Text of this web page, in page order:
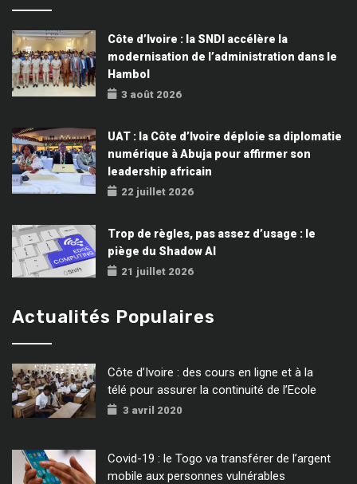
Côte d’Ivoire : la SNDI accélère la
modernisation de l’administration dans le
Hambol
3 août 2026
UAT : la Côte d’Ivoire déploie sa diplomatie
numérique à Abuja pour affirmer son
leadership africain
22 juillet 2026
Trop de règles, pas assez d’usage : le
piège du Shadow AI
21 juillet 2026
Actualités Populaires
Côte d’Ivoire : des cours en ligne et à la
télé pour assurer la continuité de l’Ecole
3 avril 2020
Covid-19 : le Togo va transférer de l’argent
mobile aux personnes vulnérables